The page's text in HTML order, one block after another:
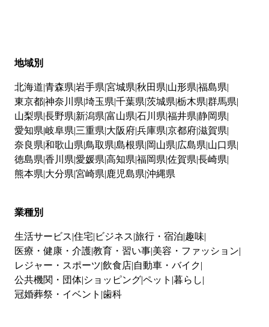
地域別
北海道 青森県 岩手県 宮城県 秋田県 山形県 福島県
東京都神奈川県 埼玉県 千葉県 茨城県 栃木県 群馬県
山梨県 長野県 新潟県 富山県 石川県 福井県 静岡県
愛知県 岐阜県 三重県 大阪府兵庫県 京都府滋賀県
奈良県 和歌山県 鳥取県 島根県 岡山県 広島県 山口県
徳島県 香川県 愛媛県 高知県 福岡県 佐賀県 長崎県
熊本県 大分県 宮崎県 鹿児島県 沖縄県
業種別
生活サービス 住宅 ビジネス 旅行・宿泊 趣味
医療・健康・介護教育・習い事 美容・ファッション
レジャー・スポーツ 飲食店 自動車・バイク
公共機関・団体 ショッピングペット 暮らし
冠婚葬祭・イベント 歯科